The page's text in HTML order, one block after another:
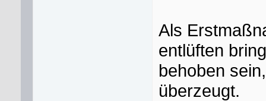
Als
entlüften
behoben
überzeugt.